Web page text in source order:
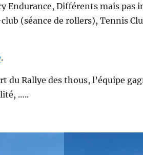
Endurance, Différents mais pas
(séance de rollers), Tennis
.
du Rallye des thous, l’équipe
…..